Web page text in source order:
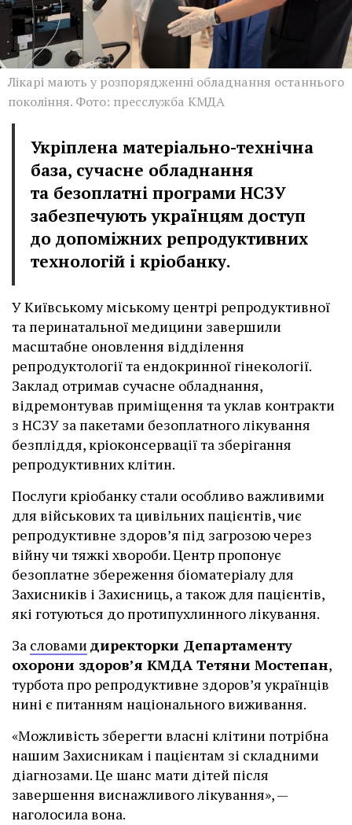
Лікарі мають у розпорядженні обладнання останнього
покоління. Фото: пресслужба КМДА
Укріплена матеріально-технічна
база, сучасне обладнання
та безоплатні програми НСЗУ
забезпечують українцям доступ
до допоміжних репродуктивних
технологій і кріобанку.
У Київському міському центрі репродуктивної
та перинатальної медицини завершили
масштабне оновлення відділення
репродуктології та ендокринної гінекології.
Заклад отримав сучасне обладнання,
відремонтував приміщення та уклав контракти
з НСЗУ за пакетами безоплатного лікування
безпліддя, кріоконсервації та зберігання
репродуктивних клітин.
Послуги кріобанку стали особливо важливими
для військових та цивільних пацієнтів, чиє
репродуктивне здоров’я під загрозою через
війну чи тяжкі хвороби. Центр пропонує
безоплатне збереження біоматеріалу для
Захисників і Захисниць, а також для пацієнтів,
які готуються до протипухлинного лікування.
За словамидиректорки Департаменту
охорони здоров’я КМДА Тетяни Мостепан,
турбота про репродуктивне здоров’я українців
нині є питанням національного виживання.
«Можливість зберегти власні клітини потрібна
нашим Захисникам і пацієнтам зі складними
діагнозами. Це шанс мати дітей після
завершення виснажливого лікування», —
наголосила вона.